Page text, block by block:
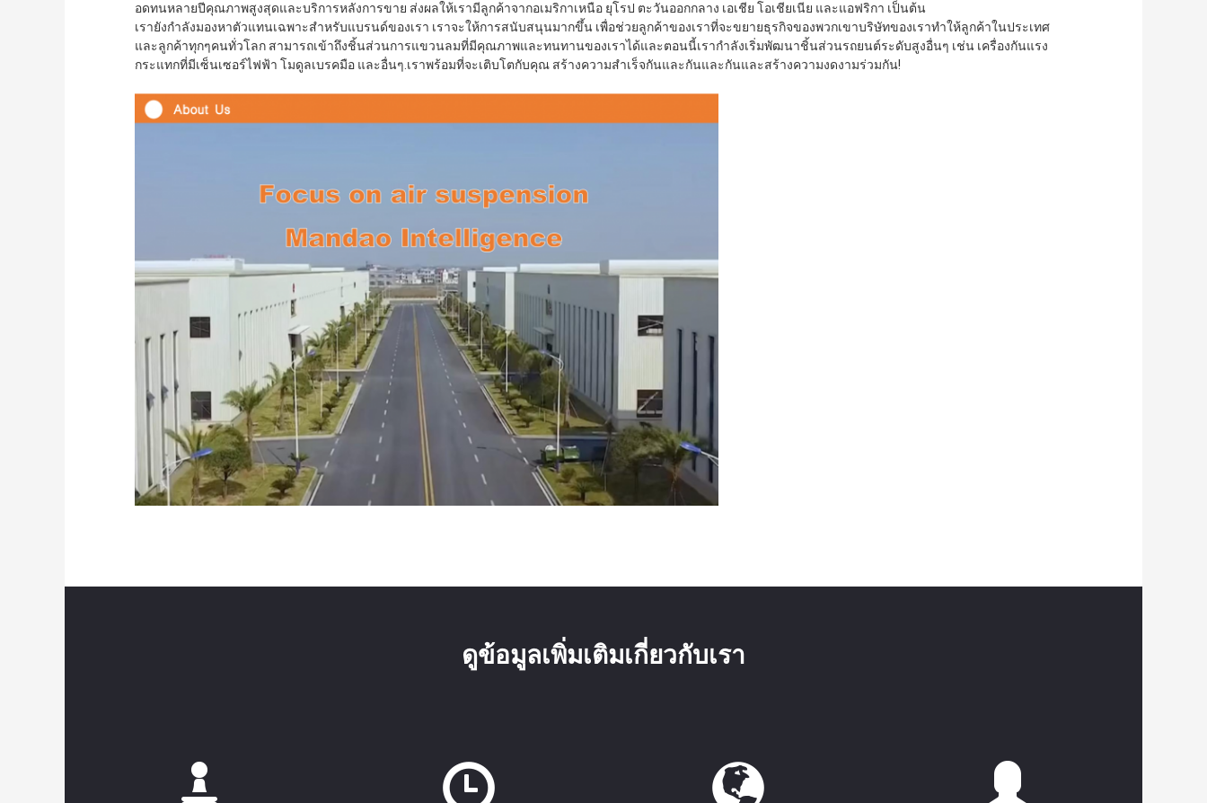
อดทนหลายปีคุณภาพสูงสุดและบริการหลังการขาย ส่งผลให้เรามีลูกค้าจากอเมริกาเหนือ ยุโรป ตะวันออกกลาง เอเชีย โอเชียเนีย และแอฟริกา เป็นต้น
เรายังกําลังมองหาตัวแทนเฉพาะสําหรับแบรนด์ของเรา เราจะให้การสนับสนุนมากขึ้น เพื่อช่วยลูกค้าของเราที่จะขยายธุรกิจของพวกเขาบริษัทของเราทําให้ลูกค้าในประเทศ
และลูกค้าทุกๆคนทั่วโลก สามารถเข้าถึงชิ้นส่วนการแขวนลมที่มีคุณภาพและทนทานของเราได้และตอนนี้เรากําลังเริ่มพัฒนาชิ้นส่วนรถยนต์ระดับสูงอื่นๆ เช่น เครื่องกันแรง
กระแทกที่มีเซ็นเซอร์ไฟฟ้า โมดูลเบรคมือ และอื่นๆ.เราพร้อมที่จะเติบโตกับคุณ สร้างความสําเร็จกันและกันและกันและสร้างความงดงามร่วมกัน!
ดูข้อมูลเพิ่มเติมเกี่ยวกับเรา